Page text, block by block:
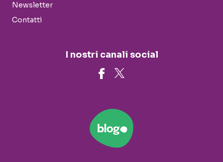
Newsletter
Contatti
I nostri canali social